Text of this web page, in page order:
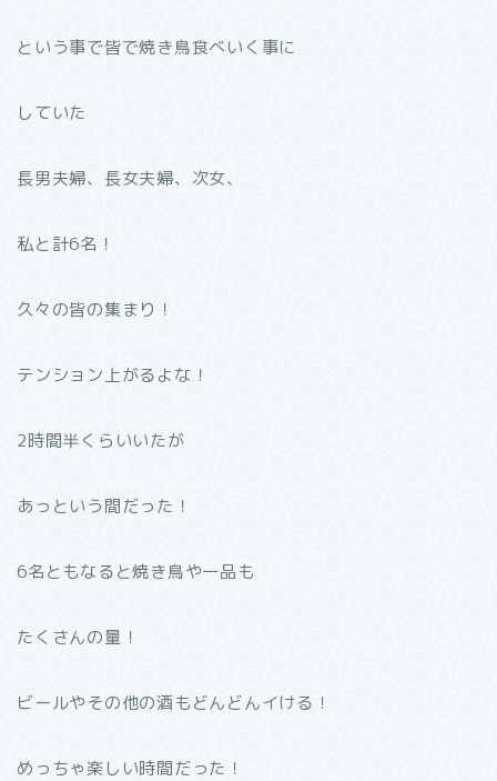
という事で皆で焼き鳥食べいく事に
していた
長男夫婦、長女夫婦、次女、
私と計6名！
久々の皆の集まり！
テンション上がるよな！
2時間半くらいいたが
あっという間だった！
6名ともなると焼き鳥や一品も
たくさんの量！
ビールやその他の酒もどんどんイける！
めっちゃ楽しい時間だった！